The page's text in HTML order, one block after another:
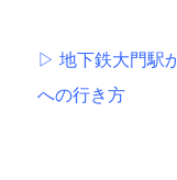
▷ 地下鉄大門駅
への行き方